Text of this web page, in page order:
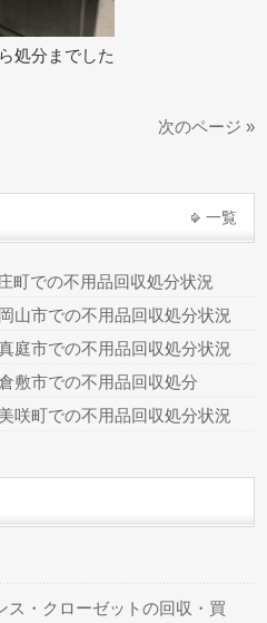
処分までした
次のページ »
一覧
町での不用品回収処分状況
山市での不用品回収処分状況
庭市での不用品回収処分状況
敷市での不用品回収処分
咲町での不用品回収処分状況
ス・クローゼットの回収・買